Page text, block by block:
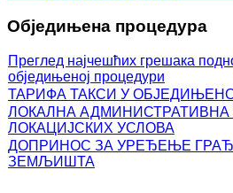
Обједињена процедура
Преглед најчешћих грешака
обједињеној процедури
ТАРИФА ТАКСИ У
ЛОКАЛНА АДМИНИСТРАТИВНА
ЛОКАЦИЈСКИХ УСЛОВА
ДОПРИНОС ЗА УРЕЂЕЊЕ
ЗЕМЉИШТА